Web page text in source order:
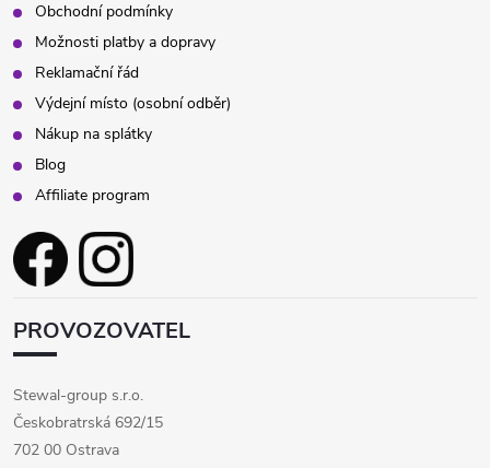
Obchodní podmínky
Možnosti platby a dopravy
Reklamační řád
Výdejní místo (osobní odběr)
Nákup na splátky
Blog
Affiliate program
PROVOZOVATEL
Stewal-group s.r.o.
Českobratrská 692/15
702 00 Ostrava